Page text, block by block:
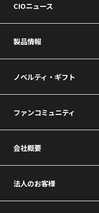
CIOニュース
製品情報
ノベルティ・ギフト
ファンコミュニティ
会社概要
法人のお客様